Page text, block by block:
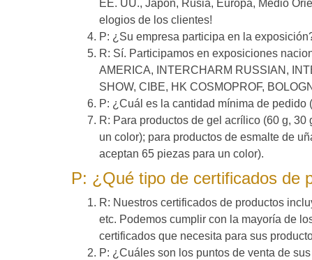
EE. UU., Japón, Rusia, Europa, Medio
elogios de los clientes!
P: ¿Su empresa participa en la
R: Sí. Participamos en exposiciones
AMERICA, INTERCHARM RUSSIAN,
SHOW, CIBE, HK COSMOPROF,
P: ¿Cuál es la cantidad mínima de pedido
R: Para productos de gel acrílico (60 g,
un color); para productos de esmalte de
aceptan 65 piezas para un color).
P: ¿Qué tipo de certificados de
R: Nuestros certificados de productos
etc. Podemos cumplir con la mayoría de
certificados que necesita para sus
P: ¿Cuáles son los puntos de venta de